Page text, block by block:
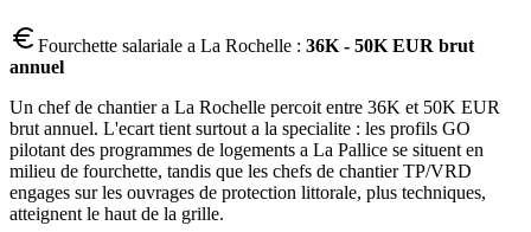
Fourchette salariale a La Rochelle : 36K - 50K EUR brut
annuel
Un chef de chantier a La Rochelle percoit entre 36K et 50K EUR
brut annuel. L'ecart tient surtout a la specialite : les profils GO
pilotant des programmes de logements a La Pallice se situent en
milieu de fourchette, tandis que les chefs de chantier TP/VRD
engages sur les ouvrages de protection littorale, plus techniques,
atteignent le haut de la grille.